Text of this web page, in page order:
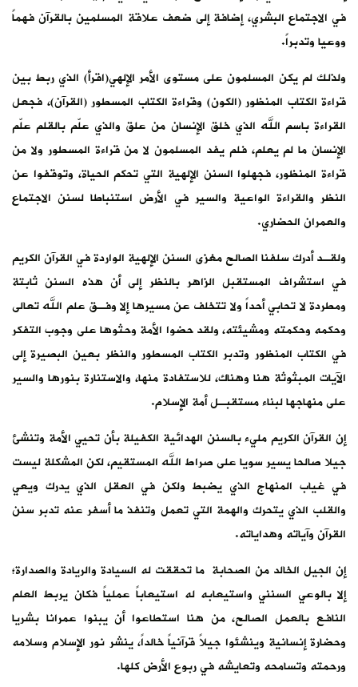
في الاجتماع البشري، إضافة إلى ضعف علاقة المسلمين بالقرآن فهماً
ووعيا وتدبراً.
ولذلك لم يكن المسلمون على مستوى الأمر الإلهي(اقرأ) الذي ربط بين
قراءة الكتاب المنظور (الكون) وقراءة الكتاب المسطور (القرآن)، فجعل
القراءة باسم الله الذي خلق الإنسان من علق والذي علّم بالقلم علّم
الإنسان ما لم يعلم، فلم يفد المسلمون لا من قراءة المسطور ولا من
قراءة المنظور، فجهلوا السنن الإلهية التي تحكم الحياة، وتوقفوا عن
النظر والقراءة الواعية والسير في الأرض استنباطا لسنن الاجتماع
والعمران الحضاري.
ولقـد أدرك سلفنا الصالح مغزى السنن الإلهية الواردة في القرآن الكريم
في استشراف المستقبل الزاهر بالنظر إلى أن هذه السنن ثابتة
ومطردة لا تحابي أحداً ولا تتخلف عن مسيرها إلا وفـق علم الله تعالى
وحكمه وحكمته ومشيئته، ولقد حضوا الأمة وحثوها على وجوب التفكر
في الكتاب المنظور وتدبر الكتاب المسطور والنظر بعين البصيرة إلى
الآيات المبثوثة هنا وهناك، للاستفادة منها، والاستنارة بنورها والسير
على منهاجها لبناء مستقبـل أمة الإسلام.
إن القرآن الكريم مليء بالسنن الهدائية الكفيلة بأن تحيي الأمة وتنشئ
جيلا صالحا يسير سويا على صراط الله المستقيم، لكن المشكلة ليست
في غياب المنهاج الذي يضبط ولكن في العقل الذي يدرك ويعي
والقلب الذي يتحرك والهمة التي تعمل وتنفذ ما أسفر عنه تدبر سنن
القرآن وآياته وهداياته.
إن الجيل الخالد من الصحابة ما تحققت له السيادة والريادة والصدارة؛
إلا بالوعي السنني واستيعابه له استيعاباً عملياً فكان يربط العلم
النافع بالعمل الصالح، من هنا استطاعوا أن يبنوا عمرانا بشريا
وحضارة إنسانية وينشئوا جيلاً قرآنياً خالداً، ينشر نور الإسلام وسلامه
ورحمته وتسامحه وتعايشه في ربوع الأرض كلها.